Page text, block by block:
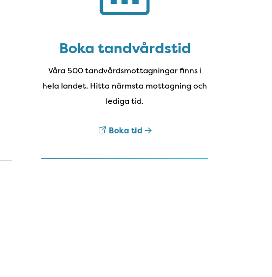
Boka tandvårdstid
Våra 500 tandvårdsmottagningar finns i
hela landet. Hitta närmsta mottagning och
lediga tid.
Boka tid